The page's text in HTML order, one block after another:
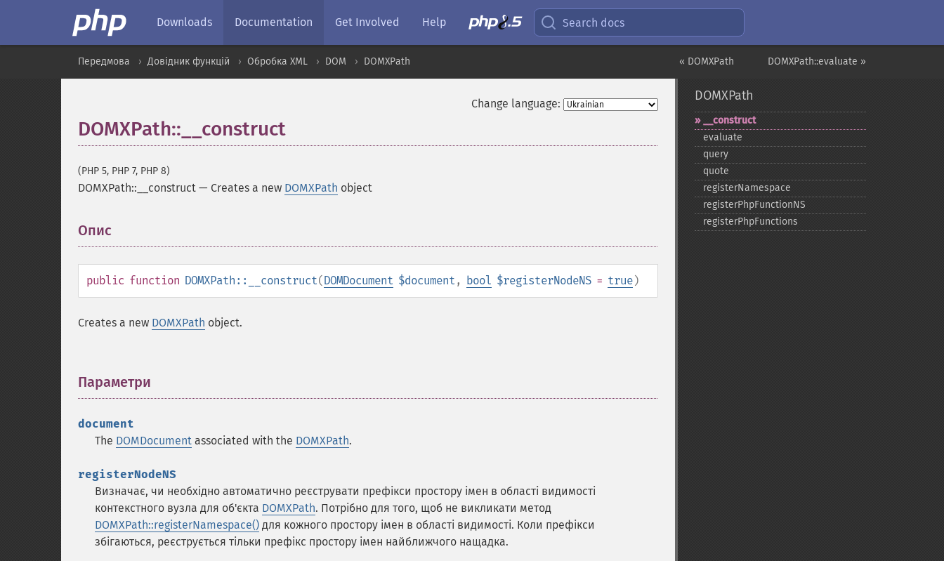
Downloads Documentation Get Involved Help Search docs
DOMXPath::evaluate »
« DOMXPath
Передмова Довідник функцій Обробка XML DOM DOMXPath
Change language:
DOMXPath::__construct
(PHP 5, PHP 7, PHP 8)
DOMXPath::__construct — Creates a new DOMXPath object
Опис
public function DOMXPath::__construct(DOMDocument $document , bool $registerNodeNS = true)
Creates a new DOMXPath object.
Параметри
document
The DOMDocument associated with the DOMXPath.
registerNodeNS
Визначає, чи необхідно автоматично реєструвати префікси простору імен в області видимості
контекстного вузла для об'єкта DOMXPath. Потрібно для того, щоб не викликати метод
DOMXPath::registerNamespace() для кожного простору імен в області видимості. Коли префікси
збігаються, реєструється тільки префікс простору імен найближчого нащадка.
DOMXPath
_​_​construct
evaluate
query
quote
registerNamespace
registerPhpFunctionNS
registerPhpFunctions